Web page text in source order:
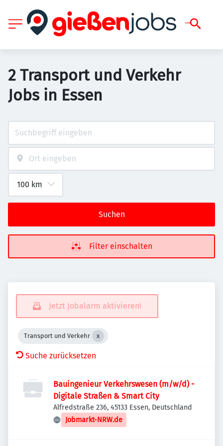
2 Transport und Verkehr
Jobs in Essen
Suchen
Filter einschalten
Jetzt Jobalarm aktivieren!
Transport und Verkehr
Suche zurücksetzen
Bauingenieur Verkehrswesen (m/w/d) -
Digitale Straßen & Smart City
Alfredstraße 236, 45133 Essen, Deutschland
Jobmarkt-NRW.de